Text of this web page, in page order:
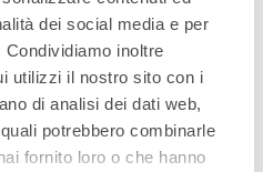
dei social media e per
inoltre
utilizzi il nostro sito con i
di analisi dei dati web,
potrebbero combinarle
fornito loro o che hanno